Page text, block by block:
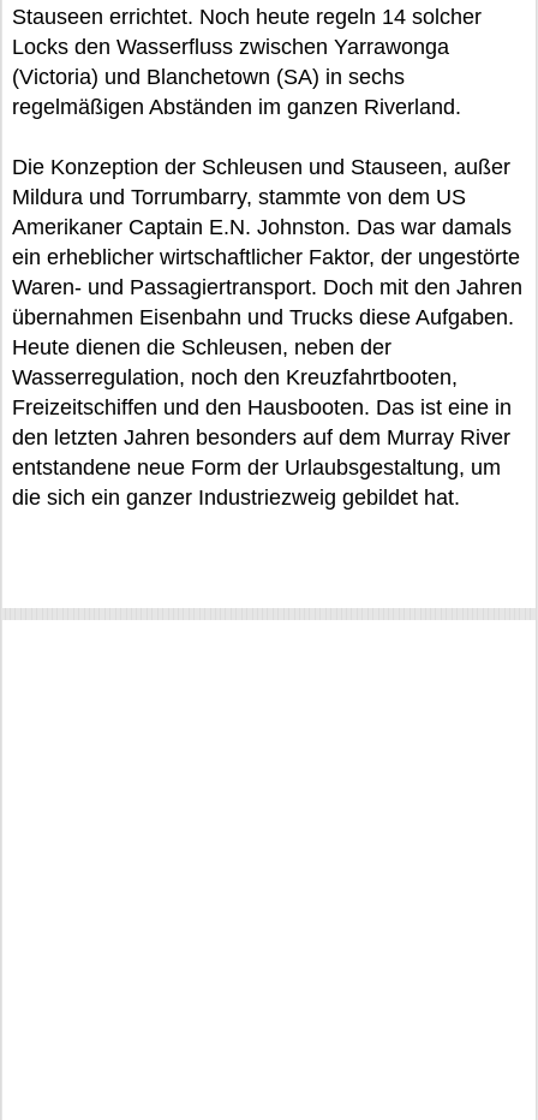
Stauseen errichtet. Noch heute regeln 14 solcher
Locks den Wasserfluss zwischen Yarrawonga
(Victoria) und Blanchetown (SA) in sechs
regelmäßigen Abständen im ganzen Riverland.
Die Konzeption der Schleusen und Stauseen, außer
Mildura und Torrumbarry, stammte von dem US
Amerikaner Captain E.N. Johnston. Das war damals
ein erheblicher wirtschaftlicher Faktor, der ungestörte
Waren- und Passagiertransport. Doch mit den Jahren
übernahmen Eisenbahn und Trucks diese Aufgaben.
Heute dienen die Schleusen, neben der
Wasserregulation, noch den Kreuzfahrtbooten,
Freizeitschiffen und den Hausbooten. Das ist eine in
den letzten Jahren besonders auf dem Murray River
entstandene neue Form der Urlaubsgestaltung, um
die sich ein ganzer Industriezweig gebildet hat.